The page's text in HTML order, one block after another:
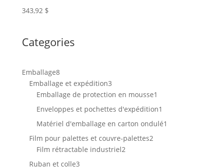
343,92 $
Categories
Emballage88
produits
Emballage et expédition33
produits
Emballage de protection en mousse1
produit
Enveloppes et pochettes d'expédition1
produit
Matériel d'emballage en carton ondulé1
Film pour palettes et couvre-palettes22
Film rétractable industriel22
Ruban et colle33